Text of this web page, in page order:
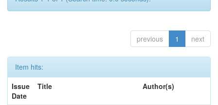
previous 1 next
Item hits:
Issue
Date
Title Author(s)